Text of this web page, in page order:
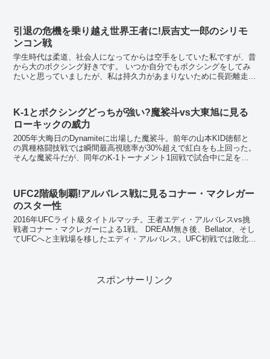
引退の危機を乗り越え世界王者に!辰吉丈一郎のシリモ
ンコン戦
学生時代は柔道、社会人になってからは空手をしていた私ですが、昔
から大のボクシング好きです。 いつか自分でもボクシングをしてみ
たいと思っていましたが、私は持久力があまりないために長距離走選
K-1とボクシングどっちが強い?魔裟斗vs大東旭に見る
ローキックの威力
2005年大晦日のDynamiteに出場した魔裟斗。前年の山本KID徳郁と
の異種格闘技戦では瞬間最高視聴率が30%超えで紅白をも上回った。
そんな魔裟斗だが、同年のK-1トーナメント1回戦で試合中に足を複
UFC2階級制覇!アルバレス戦に見るコナー・マクレガー
のスター性
2016年UFCライト級タイトルマッチ。王者エディ・アルバレスvs挑
戦者コナー・マクレガーによる1戦。 DREAM無き後、Bellator、そし
てUFCへと主戦場を移したエディ・アルバレス。UFC初戦では敗北を
スポンサーリンク